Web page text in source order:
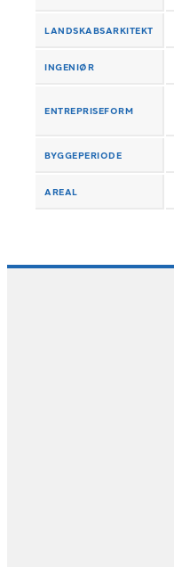
LANDSKABSARKITEKT
INGENIØR
ENTREPRISEFORM
BYGGEPERIODE
AREAL